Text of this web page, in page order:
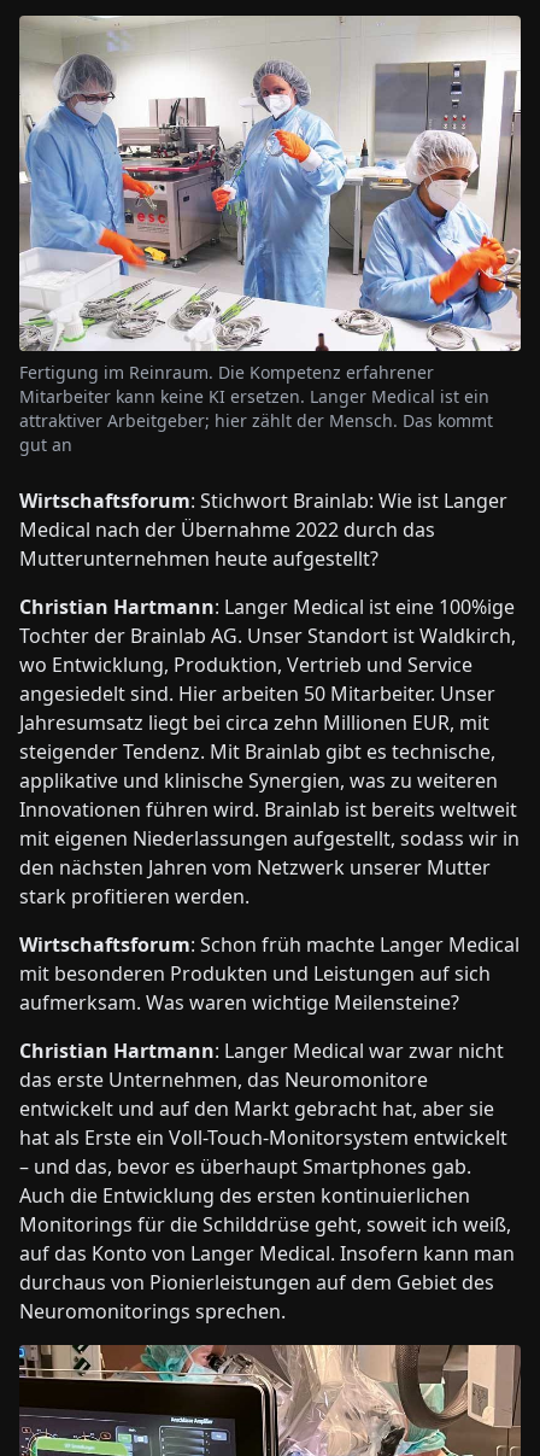
Fertigung im Reinraum. Die Kompetenz erfahrener
Mitarbeiter kann keine KI ersetzen. Langer Medical ist ein
attraktiver Arbeitgeber; hier zählt der Mensch. Das kommt
gut an
Wirtschaftsforum: Stichwort Brainlab: Wie ist Langer
Medical nach der Übernahme 2022 durch das
Mutterunternehmen heute aufgestellt?
Christian Hartmann: Langer Medical ist eine 100%ige
Tochter der Brainlab AG. Unser Standort ist Waldkirch,
wo Entwicklung, Produktion, Vertrieb und Service
angesiedelt sind. Hier arbeiten 50 Mitarbeiter. Unser
Jahresumsatz liegt bei circa zehn Millionen EUR, mit
steigender Tendenz. Mit Brainlab gibt es technische,
applikative und klinische Synergien, was zu weiteren
Innovationen führen wird. Brainlab ist bereits weltweit
mit eigenen Niederlassungen aufgestellt, sodass wir in
den nächsten Jahren vom Netzwerk unserer Mutter
stark profitieren werden.
Wirtschaftsforum: Schon früh machte Langer Medical
mit besonderen Produkten und Leistungen auf sich
aufmerksam. Was waren wichtige Meilensteine?
Christian Hartmann: Langer Medical war zwar nicht
das erste Unternehmen, das Neuromonitore
entwickelt und auf den Markt gebracht hat, aber sie
hat als Erste ein Voll-Touch-Monitorsystem entwickelt
– und das, bevor es überhaupt Smartphones gab.
Auch die Entwicklung des ersten kontinuierlichen
Monitorings für die Schilddrüse geht, soweit ich weiß,
auf das Konto von Langer Medical. Insofern kann man
durchaus von Pionierleistungen auf dem Gebiet des
Neuromonitorings sprechen.